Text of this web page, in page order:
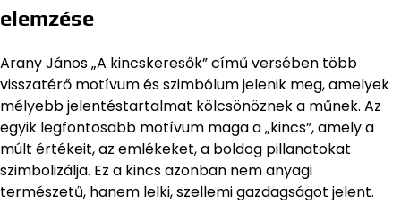
elemzése
Arany János „A kincskeresők” című versében több
visszatérő motívum és szimbólum jelenik meg, amelyek
mélyebb jelentéstartalmat kölcsönöznek a műnek. Az
egyik legfontosabb motívum maga a „kincs”, amely a
múlt értékeit, az emlékeket, a boldog pillanatokat
szimbolizálja. Ez a kincs azonban nem anyagi
természetű, hanem lelki, szellemi gazdagságot jelent.